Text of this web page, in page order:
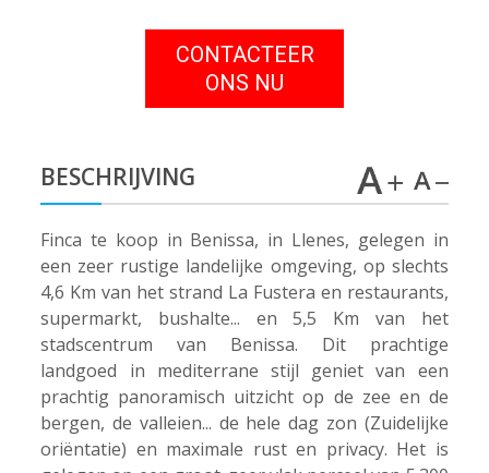
CONTACTEER
ONS NU
BESCHRIJVING
Finca te koop in Benissa, in Llenes, gelegen in
een zeer rustige landelijke omgeving, op slechts
4,6 Km van het strand La Fustera en restaurants,
supermarkt, bushalte... en 5,5 Km van het
stadscentrum van Benissa. Dit prachtige
landgoed in mediterrane stijl geniet van een
prachtig panoramisch uitzicht op de zee en de
bergen, de valleien... de hele dag zon (Zuidelijke
oriëntatie) en maximale rust en privacy. Het is